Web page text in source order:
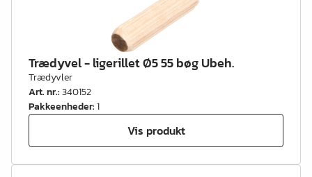
Trædyvel - ligerillet Ø5 55 bøg Ubeh.
Trædyvler
Art. nr.:340152
Pakkeenheder:1
Vis produkt